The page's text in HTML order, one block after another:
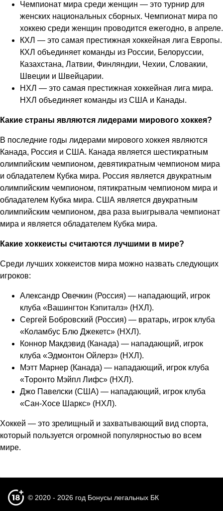
Чемпионат мира среди женщин — это турнир для
женских национальных сборных. Чемпионат мира по
хоккею среди женщин проводится ежегодно, в апреле.
КХЛ — это самая престижная хоккейная лига Европы.
КХЛ объединяет команды из России, Белоруссии,
Казахстана, Латвии, Финляндии, Чехии, Словакии,
Швеции и Швейцарии.
НХЛ — это самая престижная хоккейная лига мира.
НХЛ объединяет команды из США и Канады.
Какие страны являются лидерами мирового хоккея?
В последние годы лидерами мирового хоккея являются
Канада, Россия и США. Канада является шестикратным
олимпийским чемпионом, девятикратным чемпионом мира
и обладателем Кубка мира. Россия является двукратным
олимпийским чемпионом, пятикратным чемпионом мира и
обладателем Кубка мира. США является двукратным
олимпийским чемпионом, два раза выигрывала чемпионат
мира и является обладателем Кубка мира.
Какие хоккеисты считаются лучшими в мире?
Среди лучших хоккеистов мира можно назвать следующих
игроков:
Александр Овечкин (Россия) — нападающий, игрок
клуба «Вашингтон Кэпиталз» (НХЛ).
Сергей Бобровский (Россия) — вратарь, игрок клуба
«Коламбус Блю Джекетс» (НХЛ).
Коннор Макдэвид (Канада) — нападающий, игрок
клуба «Эдмонтон Ойлерз» (НХЛ).
Мэтт Марнер (Канада) — нападающий, игрок клуба
«Торонто Мэйпл Лифс» (НХЛ).
Джо Павелски (США) — нападающий, игрок клуба
«Сан-Хосе Шаркс» (НХЛ).
Хоккей — это зрелищный и захватывающий вид спорта,
который пользуется огромной популярностью во всем
мире.
© 2020 - 2026 год Бонусы легальных БК